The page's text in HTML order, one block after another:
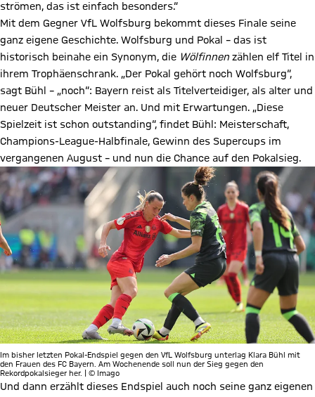
strömen, das ist einfach besonders.“
Mit dem Gegner VfL Wolfsburg bekommt dieses Finale seine
ganz eigene Geschichte. Wolfsburg und Pokal – das ist
historisch beinahe ein Synonym, die Wölfinnen zählen elf Titel in
ihrem Trophäenschrank. „Der Pokal gehört noch Wolfsburg“,
sagt Bühl – „noch“: Bayern reist als Titelverteidiger, als alter und
neuer Deutscher Meister an. Und mit Erwartungen. „Diese
Spielzeit ist schon outstanding“, findet Bühl: Meisterschaft,
Champions-League-Halbfinale, Gewinn des Supercups im
vergangenen August – und nun die Chance auf den Pokalsieg.
Im bisher letzten Pokal-Endspiel gegen den VfL Wolfsburg unterlag Klara Bühl mit
den Frauen des FC Bayern. Am Wochenende soll nun der Sieg gegen den
Rekordpokalsieger her. | © Imago
Und dann erzählt dieses Endspiel auch noch seine ganz eigenen